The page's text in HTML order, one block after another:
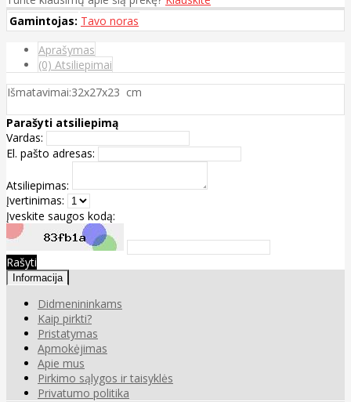
Gamintojas: Tavo noras
Aprašymas
(0) Atsiliepimai
Išmatavimai:32x27x23 cm
Parašyti atsiliepimą
Vardas:
El. pašto adresas:
Atsiliepimas:
Įvertinimas:
Įveskite saugos kodą:
Rašyti
Informacija
Didmenininkams
Kaip pirkti?
Pristatymas
Apmokėjimas
Apie mus
Pirkimo sąlygos ir taisyklės
Privatumo politika